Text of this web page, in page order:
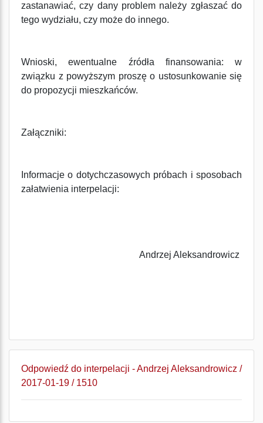
zastanawiać, czy dany problem należy zgłaszać do
tego wydziału, czy może do innego.
Wnioski, ewentualne źródła finansowania: w
związku z powyższym proszę o ustosunkowanie się
do propozycji mieszkańców.
Załączniki:
Informacje o dotychczasowych próbach i sposobach
załatwienia interpelacji:
Andrzej Aleksandrowicz
Odpowiedź do interpelacji - Andrzej Aleksandrowicz /
2017-01-19 / 1510